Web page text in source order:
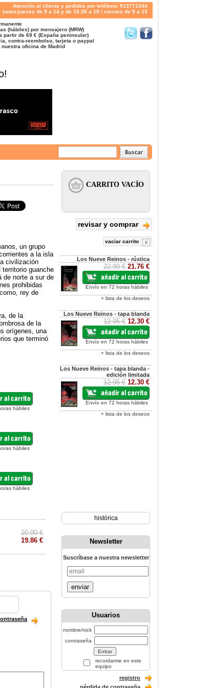
Atención al cliente y pedidos por teléfono: 913771344
lunes-jueves de 9 a 14 y de 15:30 a 18 / viernes de 9 a 13
(hábiles) por mensajero (MRW)
partir de 69 € (España peninsular)
contra-reembolso, tarjeta o paypal
nuestra oficina de Madrid
un grupo
a la isla
civilización
guanche
de norte a sur de
prohibidas
rey de
de la
de la
orígenes, una
que terminó
hábiles
hábiles
hábiles
20.90 €
19.86 €
revisar y comprar
vaciar carrito
Los Nueve Reinos - rústica
22.90 € 21.76 €
Envío en 72 horas hábiles
+ lista de los deseos
Los Nueve Reinos - tapa blanda
12.95 € 12.30 €
Envío en 72 horas hábiles
+ lista de los deseos
Los Nueve Reinos - tapa blanda -
edición limitada
12.95 € 12.30 €
Envío en 72 horas hábiles
+ lista de los deseos
histórica
Newsletter
Suscríbase a nuestra newsletter
enviar
Usuarios
nombre/nick
contraseña
recordarme en este
equipo
registro